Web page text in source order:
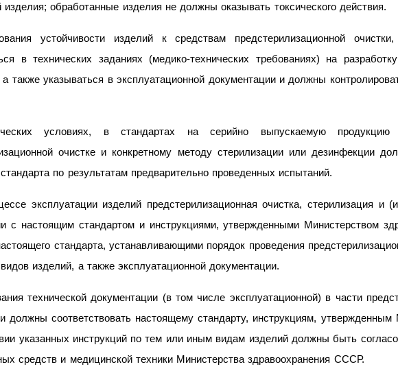
изделия; обработанные изделия не должны оказывать токсического действия.
устойчивости изделий к средствам предстерилизационной
в технических заданиях (медико-технических требованиях) на
а также указываться в эксплуатационной документации и должны
условиях, в стандартах на серийно выпускаемую продукцию
очистке и конкретному методу стерилизации или дезинфекции
по результатам предварительно проведенных испытаний.
эксплуатации изделий предстерилизационная очистка, стерилизация и
с настоящим стандартом и инструкциями, утвержденными Министерством
стандарта, устанавливающими порядок проведения
изделий, а также эксплуатационной документации.
технической документации (в том числе эксплуатационной) в части
должны соответствовать настоящему стандарту, инструкциям,
указанных инструкций по тем или иным видам изделий должны быть
средств и медицинской техники Министерства здравоохранения СССР.